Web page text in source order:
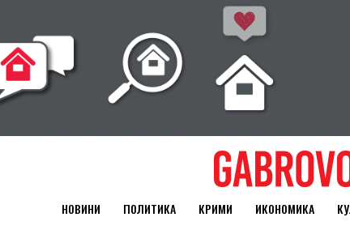
НОВИНИ ПОЛИТИКА КРИМИ ИКОНОМИКА